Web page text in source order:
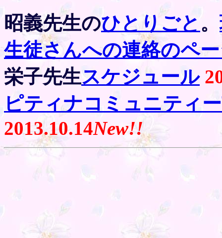
昭義先生のひとりごと 。
生徒さんへの連絡のペ
栄子先生スケジュール
ピティナコミュニティ
2013.10.14New!!